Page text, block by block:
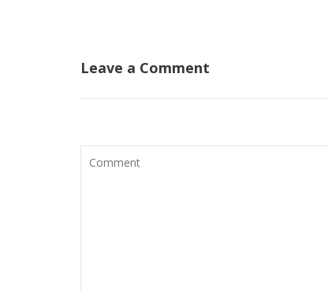
Leave a Comment